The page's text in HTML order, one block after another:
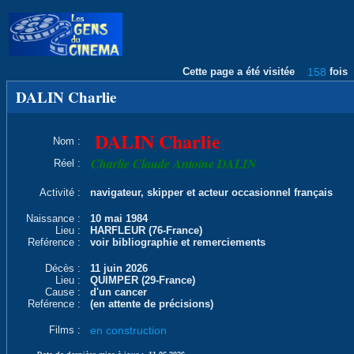
Cette page a été visitée 158 fois
DALIN Charlie
Nom : DALIN Charlie
Réel : Charlie Claude Antoine DALIN
Activité : navigateur, skipper et acteur occasionnel français
Naissance :
10 mai 1984
Lieu :
HARFLEUR (76-France)
Reférence :
voir bibliographie et remerciements
Décès :
11 juin 2026
Lieu :
QUIMPER (29-France)
Cause :
d'un cancer
Reférence :
(en attente de précisions)
Films : en construction